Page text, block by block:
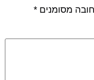
מסומנים *